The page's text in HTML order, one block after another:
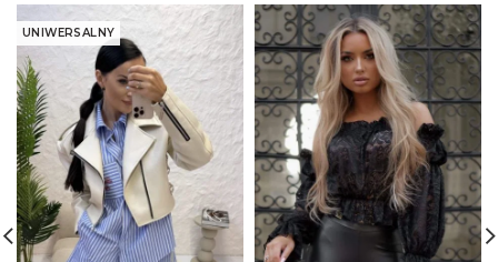
UNIWERSALNY